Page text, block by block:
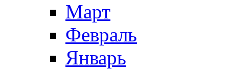
Март
Февраль
Январь